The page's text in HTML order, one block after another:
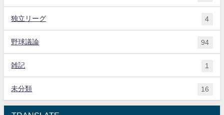
独立リーグ 4
野球議論 94
雑記 1
未分類 16